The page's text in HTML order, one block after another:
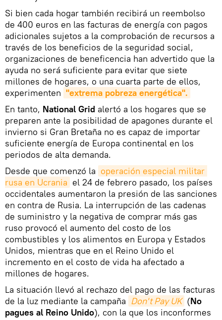
Si bien cada hogar también recibirá un reembolso
de 400 euros en las facturas de energía con pagos
adicionales sujetos a la comprobación de recursos a
través de los beneficios de la seguridad social,
organizaciones de beneficencia han advertido que la
ayuda no será suficiente para evitar que siete
millones de hogares, o una cuarta parte de ellos,
experimenten "extrema pobreza energética".
En tanto, National Grid alertó a los hogares que se
preparen ante la posibilidad de apagones durante el
invierno si Gran Bretaña no es capaz de importar
suficiente energía de Europa continental en los
periodos de alta demanda.
Desde que comenzó la operación especial militar
rusa en Ucrania el 24 de febrero pasado, los países
occidentales aumentaron la presión de las sanciones
en contra de Rusia. La interrupción de las cadenas
de suministro y la negativa de comprar más gas
ruso provocó el aumento del costo de los
combustibles y los alimentos en Europa y Estados
Unidos, mientras que en el Reino Unido el
incremento en el costo de vida ha afectado a
millones de hogares.
La situación llevó al rechazo del pago de las facturas
de la luz mediante la campaña Don't Pay UK (No
pagues al Reino Unido), con la que los inconformes